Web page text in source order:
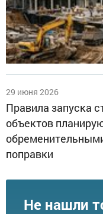
29 июня 2026
Правила запуска
объектов
поправки
Не нашли